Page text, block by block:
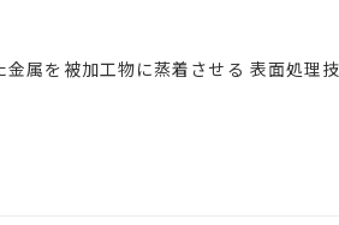
を被加工物に蒸着させる 表面処理